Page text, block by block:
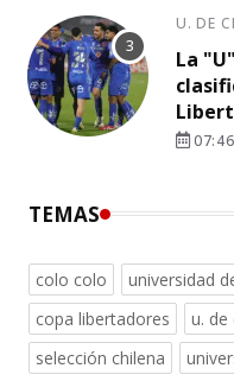
U. DE
La
TEMAS
colo colo universidad
copa libertadores
u. de
selección chilena